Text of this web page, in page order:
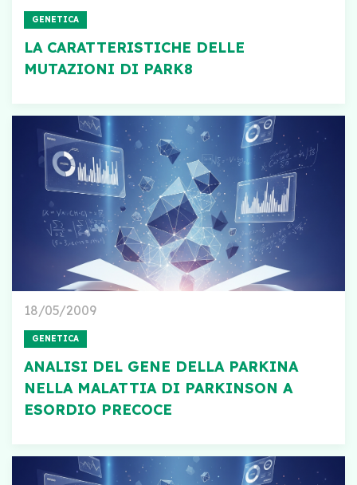
GENETICA
LA CARATTERISTICHE DELLE
MUTAZIONI DI PARK8
18/05/2009
GENETICA
ANALISI DEL GENE DELLA PARKINA
NELLA MALATTIA DI PARKINSON A
ESORDIO PRECOCE